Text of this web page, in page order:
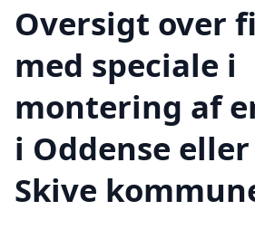
Oversigt over
med speciale i
montering af
i Oddense
Skive